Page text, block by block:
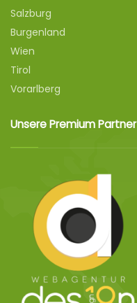
Salzburg
Burgenland
Wien
Tirol
Vorarlberg
Unsere Premium Partner